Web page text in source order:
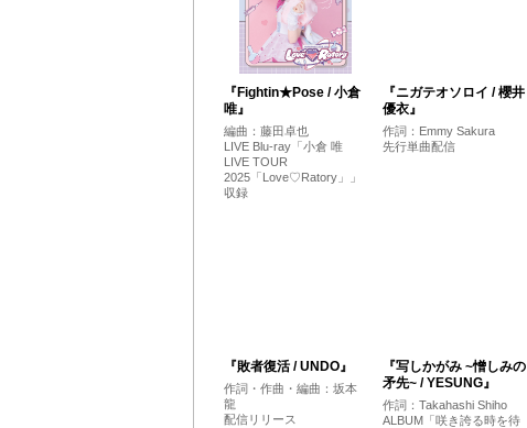
『Fightin★Pose / 小倉
唯』
編曲：藤田卓也
LIVE Blu-ray「小倉 唯
LIVE TOUR
2025「Love♡Ratory」」
収録
『ニガテオソロイ / 櫻井
優衣』
作詞：Emmy Sakura
先行単曲配信
『敗者復活 / UNDO』
作詞・作曲・編曲：坂本
龍
配信リリース
『写しかがみ ~憎しみの
矛先~ / YESUNG』
作詞：Takahashi Shiho
ALBUM「咲き誇る時を待